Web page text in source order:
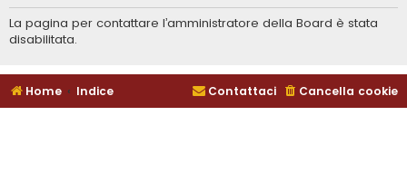
La pagina per contattare l’amministratore della Board è stata
disabilitata.
Home Indice Cancella cookie
Contattaci